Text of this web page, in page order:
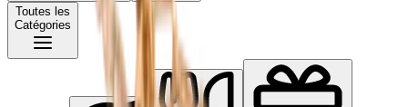
Toutes les
Catégories